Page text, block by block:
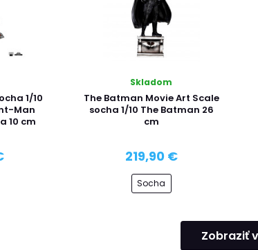
1/10
Man
10 cm
Skladom
The Batman Movie Art Scale
socha 1/10 The Batman 26
cm
219,90 €
Socha
Zobraziť